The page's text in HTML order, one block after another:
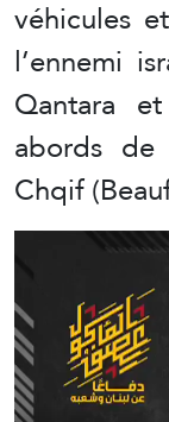
véhicules
l’ennemi
Qantara
abords
Chqif